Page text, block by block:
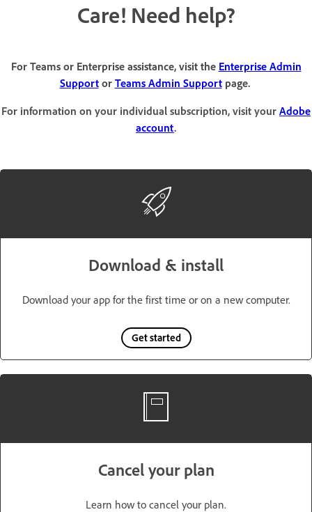
Care! Need help?
For Teams or Enterprise assistance, visit the Enterprise Admin
Supportor Teams Admin Supportpage.
For information on your individual subscription, visit your Adobe
account.
Download & install
Download your app for the first time or on a new computer.
Get started
Cancel your plan
Learn how to cancel your plan.